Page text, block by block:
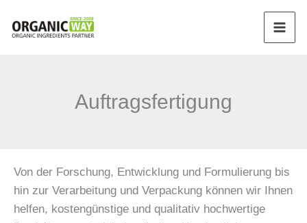
Inhalt
Auftragsfertigung
Von der Forschung, Entwicklung und Formulierung bis
hin zur Verarbeitung und Verpackung können wir Ihnen
helfen, kostengünstige und qualitativ hochwertige